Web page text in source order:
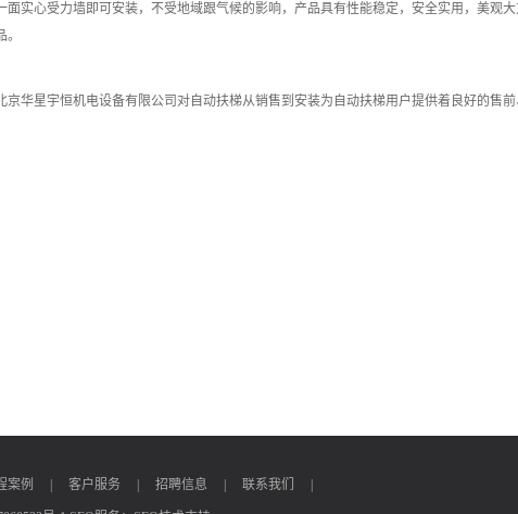
面实心受力墙即可安装，不受地域跟气候的影响，产品具有性能稳定，安全实用，美观
华星宇恒机电设备有限公司对自动扶梯从销售到安装为自动扶梯用户提供着良好的售前
案例 客户服务 招聘信息 联系我们